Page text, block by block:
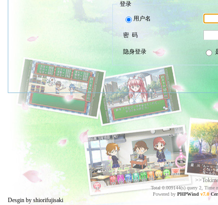
登录
用户名
密 码
隐身登录
Total 0.009144(s) query 2, Time
Powered by PHPWind v7.0
Desgin by shiorifujisaki